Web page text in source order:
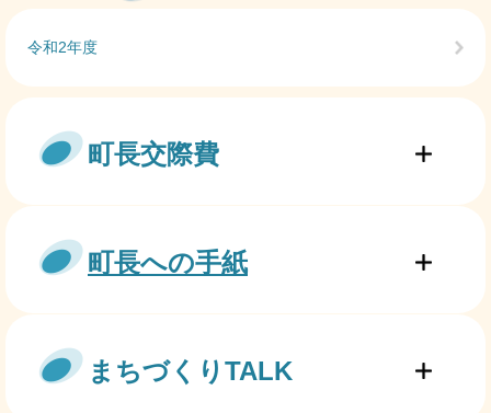
令和2年度
町長交際費
町長への手紙
まちづくりTALK